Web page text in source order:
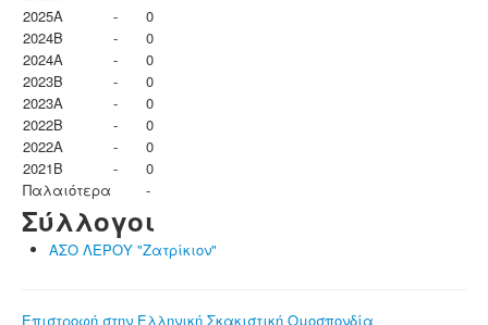
2025A
-
0
2024B
-
0
2024A
-
0
2023B
-
0
2023Α
-
0
2022B
-
0
2022A
-
0
2021B
-
0
Παλαιότερα
-
Σύλλογοι
ΑΣΟ ΛΕΡΟΥ "Ζατρίκιον"
Επιστροφή στην Ελληνική Σκακιστική Ομοσπονδία